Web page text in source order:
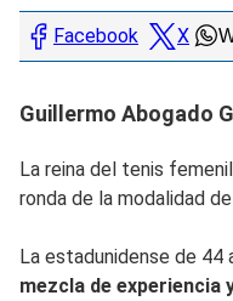
Facebook X
Guillermo Abogado
La reina del tenis
ronda de la modalidad
La estadunidense de 44
mezcla de experiencia